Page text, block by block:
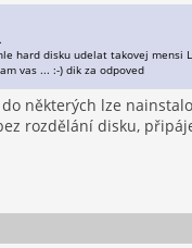
hard disku udelat takovej mensi
vas ... :-) dik za odpoved
některých lze
rozdělání disku,